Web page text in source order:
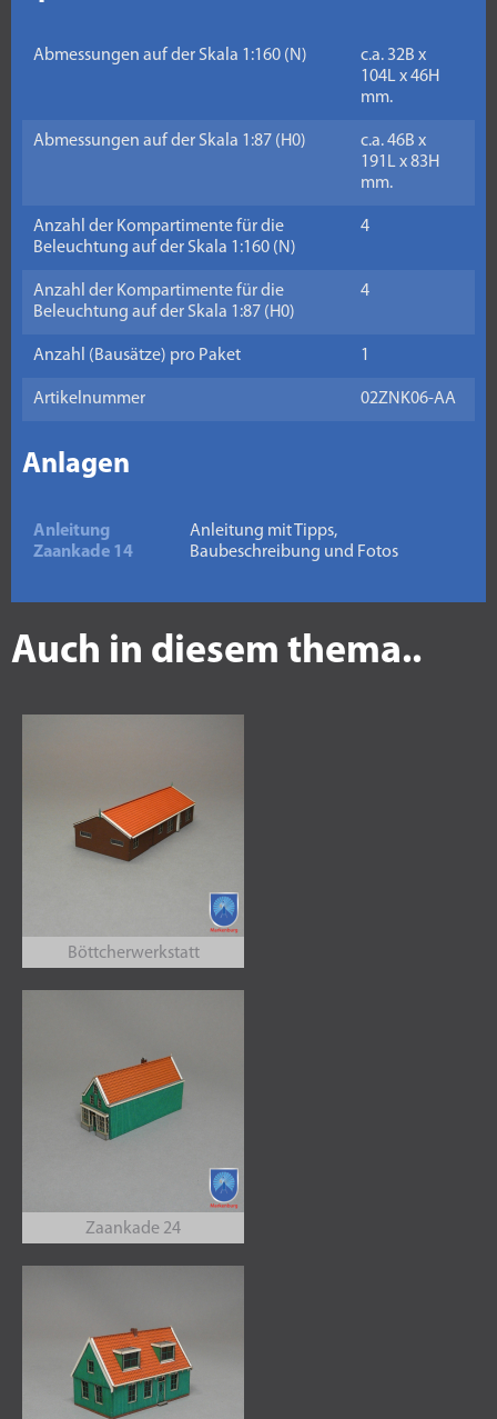
Abmessungen auf der Skala 1:160 (N)
c.a. 32B x
104L x 46H
mm.
Abmessungen auf der Skala 1:87 (H0)
c.a. 46B x
191L x 83H
mm.
Anzahl der Kompartimente für die
Beleuchtung auf der Skala 1:160 (N)
4
Anzahl der Kompartimente für die
Beleuchtung auf der Skala 1:87 (H0)
4
Anzahl (Bausätze) pro Paket 1
Artikelnummer 02ZNK06-AA
Anlagen
Anleitung
Zaankade 14
Anleitung mit Tipps,
Baubeschreibung und Fotos
Auch in diesem thema..
Böttcherwerkstatt
Zaankade 24